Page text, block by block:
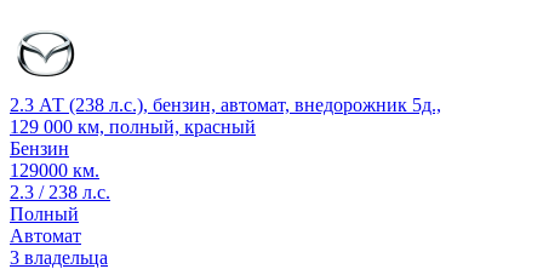
2.3 АТ (238 л.с.), бензин, автомат, внедорожник 5д.,
129 000 км, полный, красный
Бензин
129000 км.
2.3 / 238 л.с.
Полный
Автомат
3 владельца